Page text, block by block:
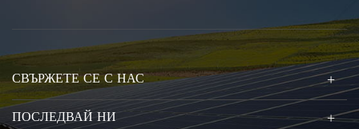
СВЪРЖЕТЕ СЕ С НАС
ПОСЛЕДВАЙ НИ